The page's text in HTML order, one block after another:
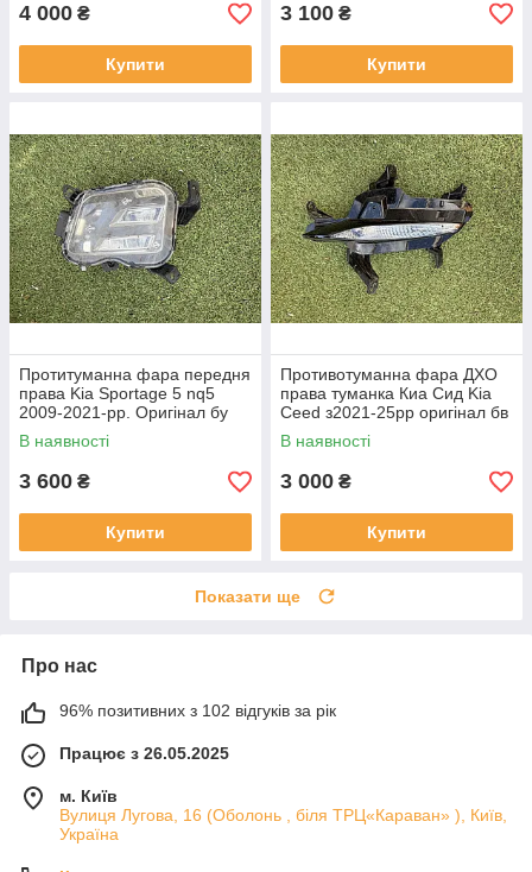
4 000 ₴
Купити
3 100 ₴
Купити
Протитуманна фара передня
права Kia Sportage 5 nq5
2009-2021-рр. Оригінал бу
92202R2000 проклеєна
тріщина скла в непомітному
місці
В наявності
3 600 ₴
Купити
Противотуманна фара ДХО
права туманка Киа Сид Kia
Ceed з2021-25рр оригінал бв
92207J7500 ціла
В наявності
3 000 ₴
Купити
Показати ще
Про нас
96% позитивних з 102 відгуків за рік
Працює з 26.05.2025
м. Київ
Вулиця Лугова, 16 (Оболонь , біля ТРЦ«Караван» ), Київ,
Україна